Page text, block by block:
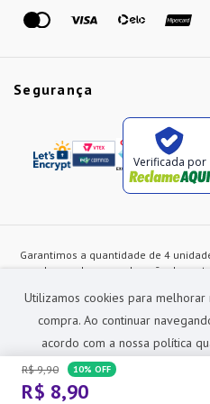
Utilizamos cookies para
compra. Ao continuar
acordo com a nossa política
R$ 9,90 10% OFF
R$ 8,90
Segurança
Verificada por
Garantimos a quantidade de 4
ou de acordo com a duração dos
alterados a qualquer instante sem
para a loja virtual, não restando
lojas físicas da rede Preçolandia.
meramente
Preçolandia Comercial Ltda